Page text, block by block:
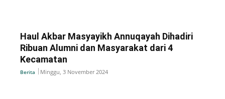
Haul Akbar Masyayikh Annuqayah Dihadiri
Ribuan Alumni dan Masyarakat dari 4
Kecamatan
Berita Minggu, 3 November 2024